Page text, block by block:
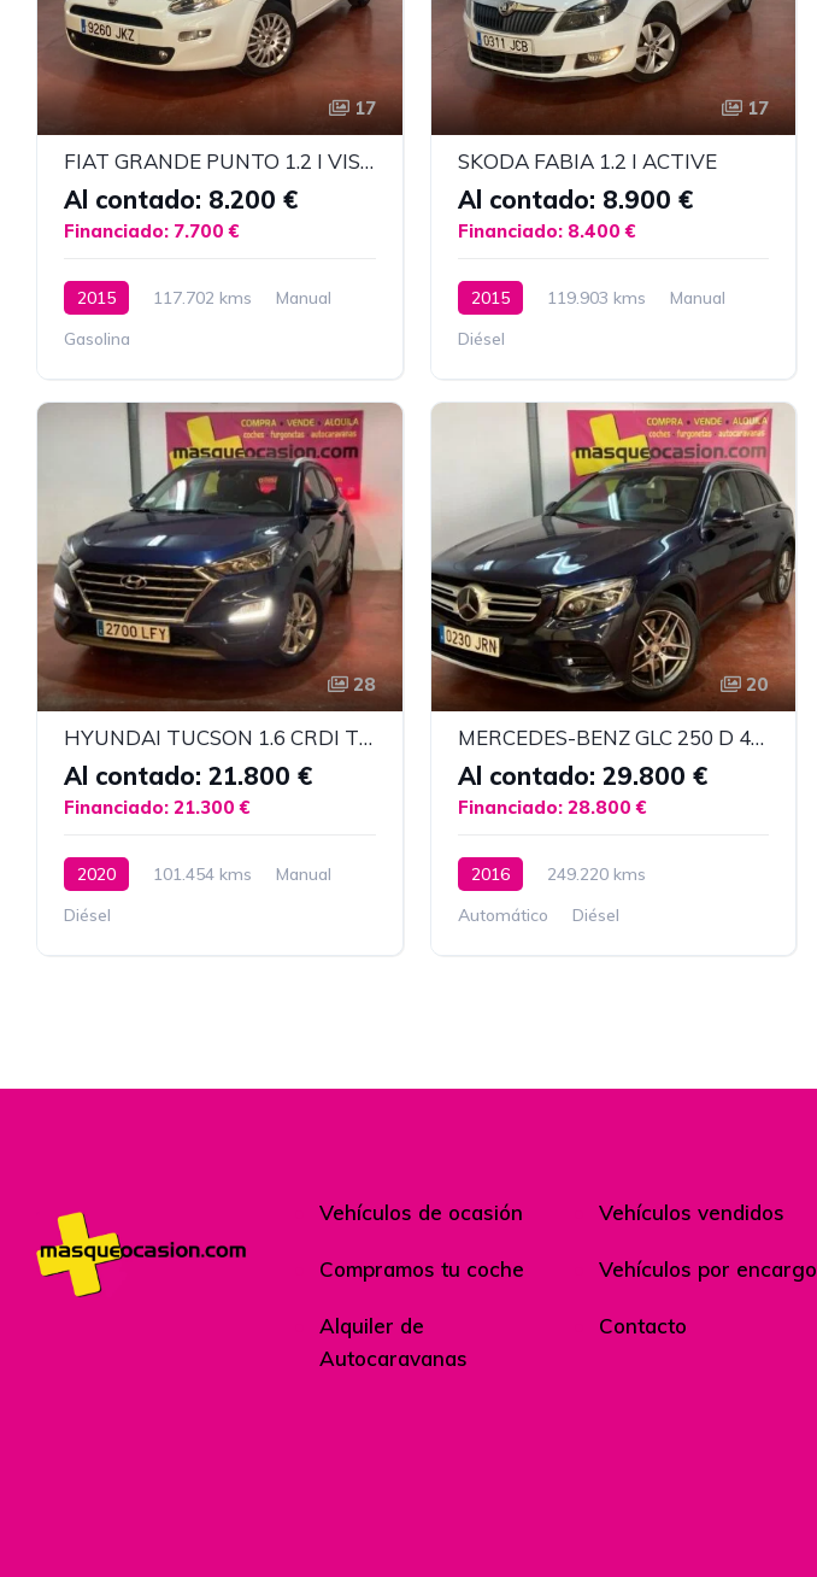
17
FIAT GRANDE PUNTO 1.2 I VISIA 5P.
Al contado: 8.200 €
Financiado: 7.700 €
2015 117.702 kms
Manual
Gasolina
17
SKODA FABIA 1.2 I ACTIVE
Al contado: 8.900 €
Financiado: 8.400 €
2015 119.903 kms
Manual
Diésel
28
HYUNDAI TUCSON 1.6 CRDI TECNO MILD HYBRID
Al contado: 21.800 €
Financiado: 21.300 €
2020 101.454 kms
Manual
Diésel
20
MERCEDES-BENZ GLC 250 D 4MATIC
Al contado: 29.800 €
Financiado: 28.800 €
2016
249.220 kms
Automático
Diésel
Vehículos de ocasión Vehículos vendidos
Compramos tu coche Vehículos por encargo
Alquiler de
Autocaravanas
Contacto